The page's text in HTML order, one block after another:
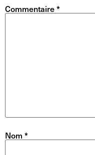
Commentaire*
Nom *